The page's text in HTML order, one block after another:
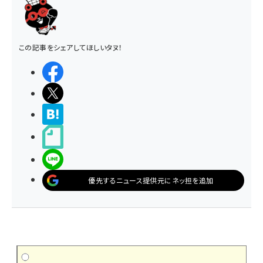
この記事をシェアしてほしいタヌ！
優先するニュース提供元にネッ担を追加